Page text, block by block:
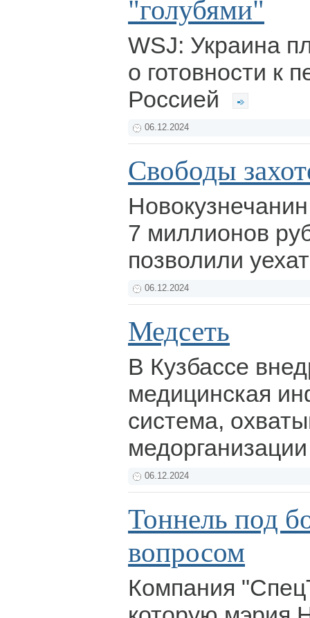
"голубями"
WSJ: Украина
о готовности к
Россией
06.12.2024
Свободы
7 миллионов
позволили
06.12.2024
Медсеть
В Кузбассе
медицинская
система,
06.12.2024
Тоннель под
вопросом
Компания